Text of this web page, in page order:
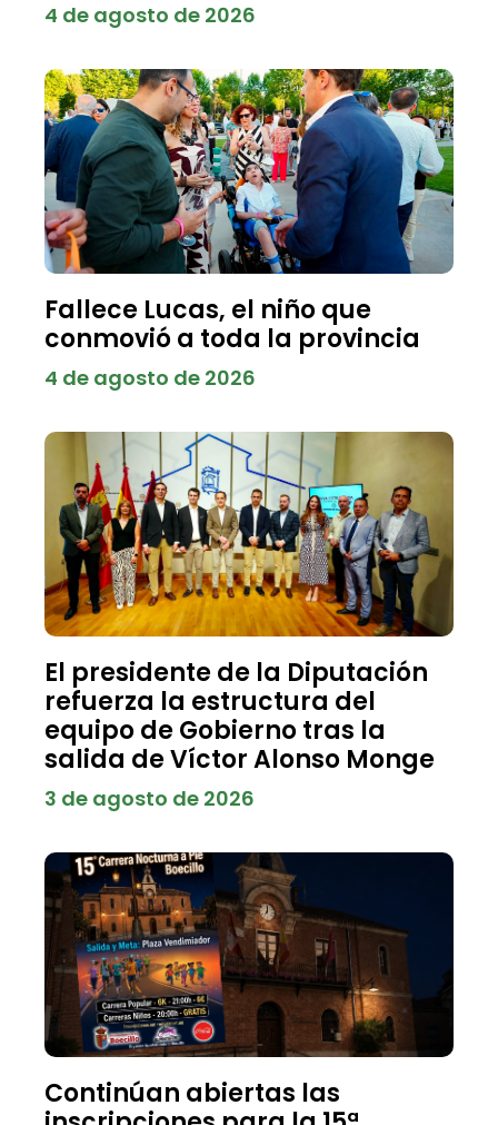
4 de agosto de 2026
Fallece Lucas, el niño que
conmovió a toda la provincia
4 de agosto de 2026
El presidente de la Diputación
refuerza la estructura del
equipo de Gobierno tras la
salida de Víctor Alonso Monge
3 de agosto de 2026
Continúan abiertas las